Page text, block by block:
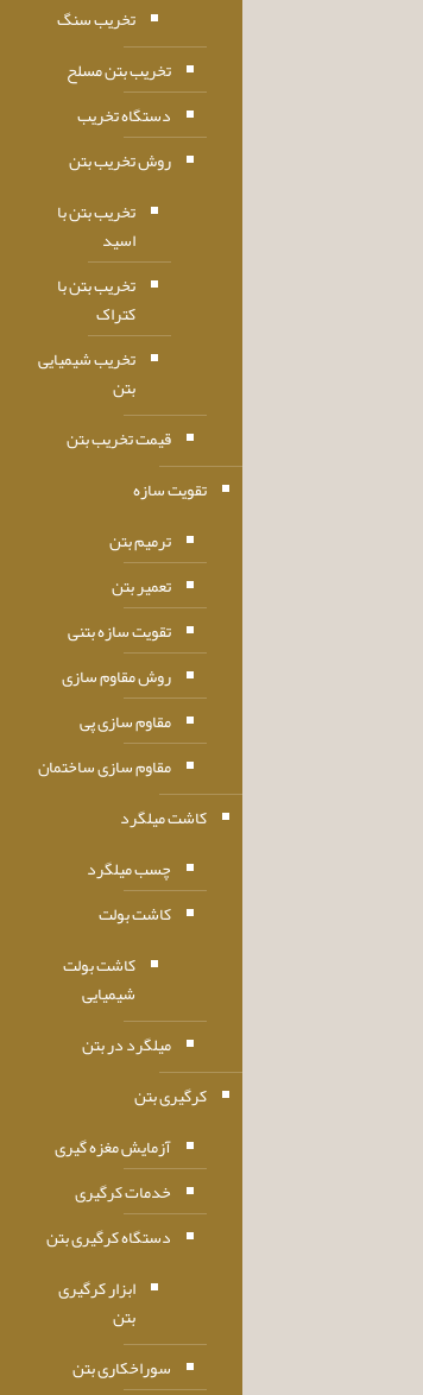
تخریب سنگ
تخریب بتن مسلح
دستگاه تخریب
روش تخریب بتن
تخریب بتن با
اسید
تخریب بتن با
کتراک
تخریب شیمیایی
بتن
قیمت تخریب بتن
تقویت سازه
ترمیم بتن
تعمیر بتن
تقویت سازه بتنی
روش مقاوم سازی
مقاوم سازی پی
مقاوم سازی ساختمان
کاشت میلگرد
چسب میلگرد
کاشت بولت
کاشت بولت
شیمیایی
میلگرد در بتن
کرگیری بتن
آزمایش مغزه گیری
خدمات کرگیری
دستگاه کرگیری بتن
ابزار کرگیری
بتن
سوراخکاری بتن